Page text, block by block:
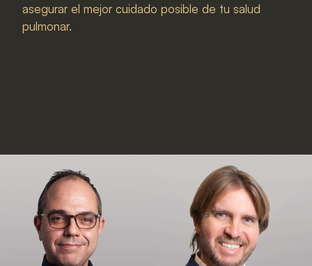
asegurar el mejor cuidado posible de tu salud
pulmonar.